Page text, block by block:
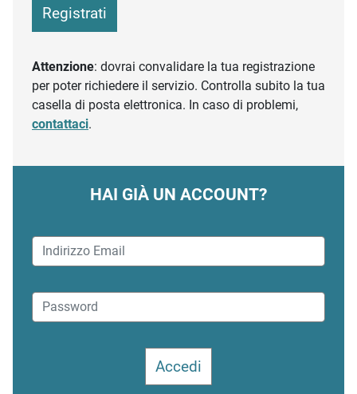
Registrati
Attenzione: dovrai convalidare la tua registrazione
per poter richiedere il servizio. Controlla subito la tua
casella di posta elettronica. In caso di problemi,
contattaci.
HAI GIÀ UN ACCOUNT?